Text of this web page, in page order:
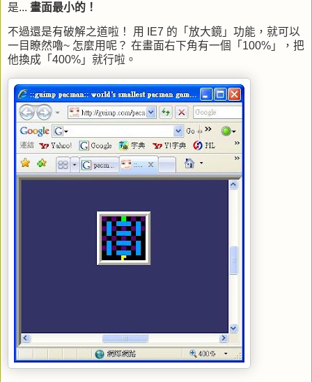
是... 畫面最小的！
不過還是有破解之道啦！ 用 IE7 的「放大鏡」功能，就可以
一目瞭然嚕~ 怎麼用呢？ 在畫面右下角有一個「100%」，把
他換成「400%」就行啦。